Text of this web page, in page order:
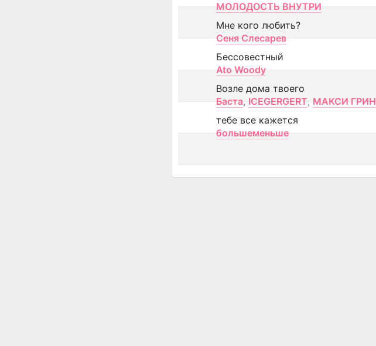
МОЛОДОСТЬ ВНУТРИ
Мне кого любить?
Сеня Слесарев
Бессовестный
Ato Woody
Возле дома твоего
Баста, ICEGERGERT, МАКСИ ГРИН
тебе все кажется
большеменьше